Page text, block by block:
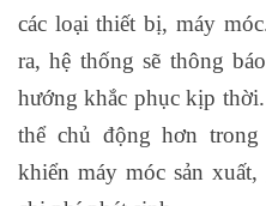
các loại thiết bị, máy
ra, hệ thống sẽ thông
hướng khắc phục kịp
thể chủ động hơn
khiển máy móc sản